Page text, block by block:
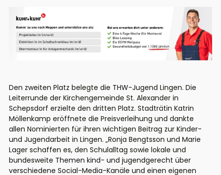
Den zweiten Platz belegte die THW-Jugend Lingen. Die
Leiterrunde der Kirchengemeinde St. Alexander in
Schepsdorf erzielte den dritten Platz. Stadträtin Katrin
Möllenkamp eröffnete die Preisverleihung und dankte
allen Nominierten für ihren wichtigen Beitrag zur Kinder-
und Jugendarbeit in Lingen. „Ronja Bengtsson und Marie
Lager schaffen es, den Schulalltag sowie lokale und
bundesweite Themen kind- und jugendgerecht über
verschiedene Social-Media-Kanäle und einen eigenen